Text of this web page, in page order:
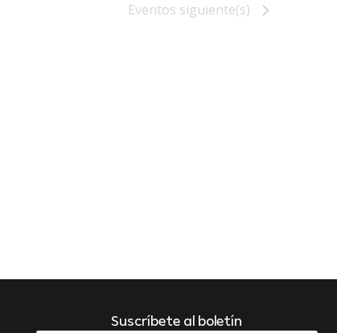
Eventos siguiente(s)
Suscríbete al boletín